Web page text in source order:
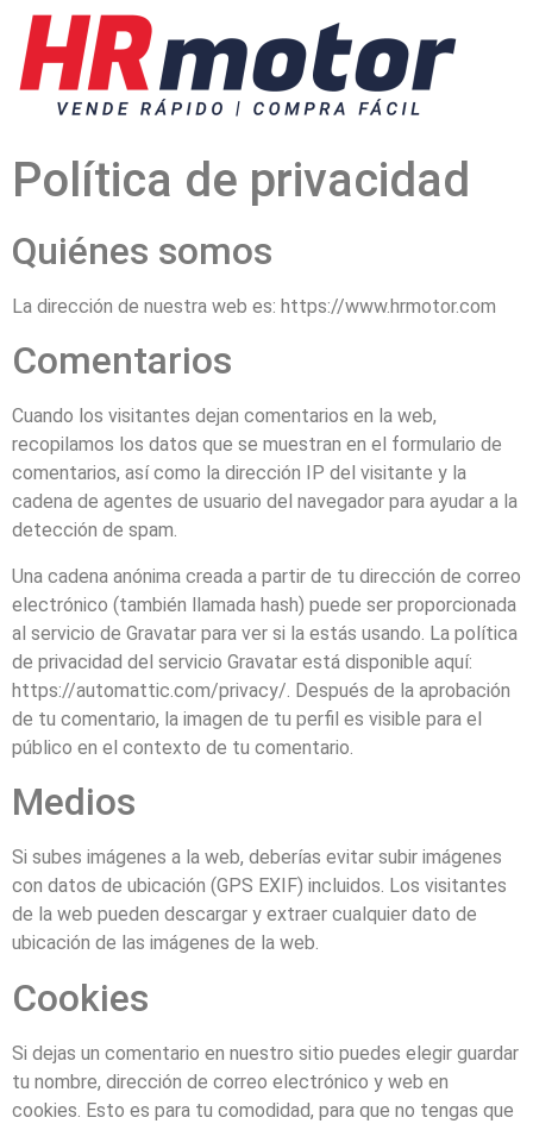
Política de privacidad
Quiénes somos
La dirección de nuestra web es: https://www.hrmotor.com
Comentarios
Cuando los visitantes dejan comentarios en la web,
recopilamos los datos que se muestran en el formulario de
comentarios, así como la dirección IP del visitante y la
cadena de agentes de usuario del navegador para ayudar a la
detección de spam.
Una cadena anónima creada a partir de tu dirección de correo
electrónico (también llamada hash) puede ser proporcionada
al servicio de Gravatar para ver si la estás usando. La política
de privacidad del servicio Gravatar está disponible aquí:
https://automattic.com/privacy/. Después de la aprobación
de tu comentario, la imagen de tu perfil es visible para el
público en el contexto de tu comentario.
Medios
Si subes imágenes a la web, deberías evitar subir imágenes
con datos de ubicación (GPS EXIF) incluidos. Los visitantes
de la web pueden descargar y extraer cualquier dato de
ubicación de las imágenes de la web.
Cookies
Si dejas un comentario en nuestro sitio puedes elegir guardar
tu nombre, dirección de correo electrónico y web en
cookies. Esto es para tu comodidad, para que no tengas que